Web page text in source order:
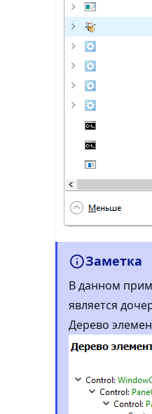
Заметка
В данном
является
Дерево